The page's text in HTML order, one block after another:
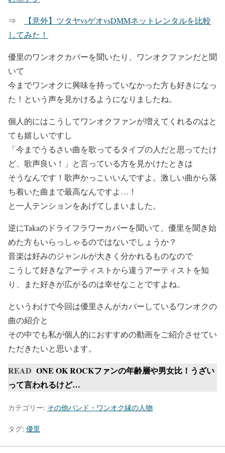
⇒
【意外】ツタヤvsゲオvsDMMネットレンタルを比較
してみた！
優里のワンオクカバーを聞いたり、ワンオクファンだと聞
いて
今までワンオクに興味を持っていなかった方も好きになっ
た！ という声を見かけるようになりましたね。
個人的にはこうしてワンオクファンが増えてくれるのはと
ても嬉しいですし
「今までうるさい曲を歌ってるタイプの人だと思ってたけ
ど、 歌声良い！
」と言っている方を見かけたときは
そうなんです！歌声かっこいいんですよ。激しい曲から落
ち着いた曲まで最高なんですよ…！
と一人テンションをあげてしまいました。
逆にTakaのドライフラワーカバーを聞いて、優里を聞き始
めた方もいらっしゃるのではないでしょうか？
音楽は好みのジャンルが大きく分かれるものなので
こうして好きなアーティストから違うアーティストを知
り、また好きが広がるのは幸せなことですよね。
というわけで今回は優里さんがカバーしているワンオクの
曲の紹介と
その中でも私が個人的におすすめの動画をご紹介させてい
ただきたいと思います。
READ ONE OK ROCKファンの年齢層や男女比！うざい
って言われるけど…
カテゴリー: その他バンド・ワンオク縁の人物
タグ: 優里